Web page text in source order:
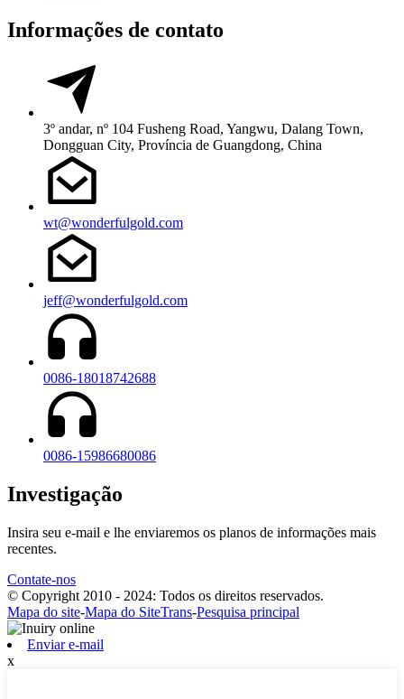
Informações de contato
3º andar, nº 104 Fusheng Road, Yangwu, Dalang Town,
Dongguan City, Província de Guangdong, China
wt@wonderfulgold.com
jeff@wonderfulgold.com
0086-18018742688
0086-15986680086
Investigação
Insira seu e-mail e lhe enviaremos os planos de informações mais
recentes.
Contate-nos
© Copyright 2010 - 2024: Todos os direitos reservados.
Mapa do site-Mapa do SiteTrans-Pesquisa principal
Enviar e-mail
x